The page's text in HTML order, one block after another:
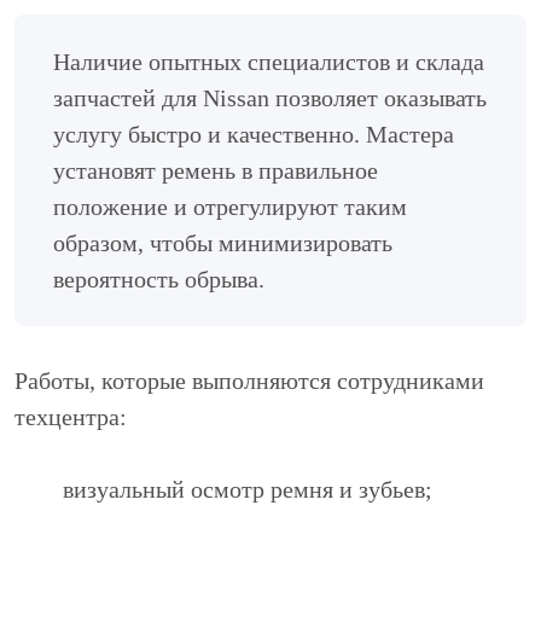
Наличие опытных специалистов и склада
запчастей для Nissan позволяет оказывать
услугу быстро и качественно. Мастера
установят ремень в правильное
положение и отрегулируют таким
образом, чтобы минимизировать
вероятность обрыва.
Работы, которые выполняются сотрудниками
техцентра:
визуальный осмотр ремня и зубьев;